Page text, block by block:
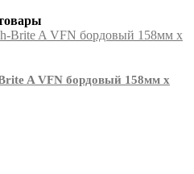
A VFN бордовый 158мм х